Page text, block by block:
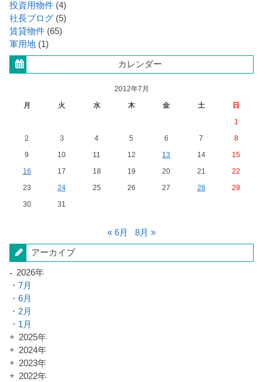
投資用物件 (4)
社長ブログ (5)
賃貸物件 (65)
軍用地 (1)
カレンダー
2012年7月
月
火 水 木 金 土
日
1
2
3 4 5 6 7
8
9
10 11 12 13 14
15
16
17 18 19 20 21
22
23
24 25 26 27 28
29
30
31
« 6月 8月 »
アーカイブ
2026年
7月
6月
2月
1月
2025年
2024年
2023年
2022年